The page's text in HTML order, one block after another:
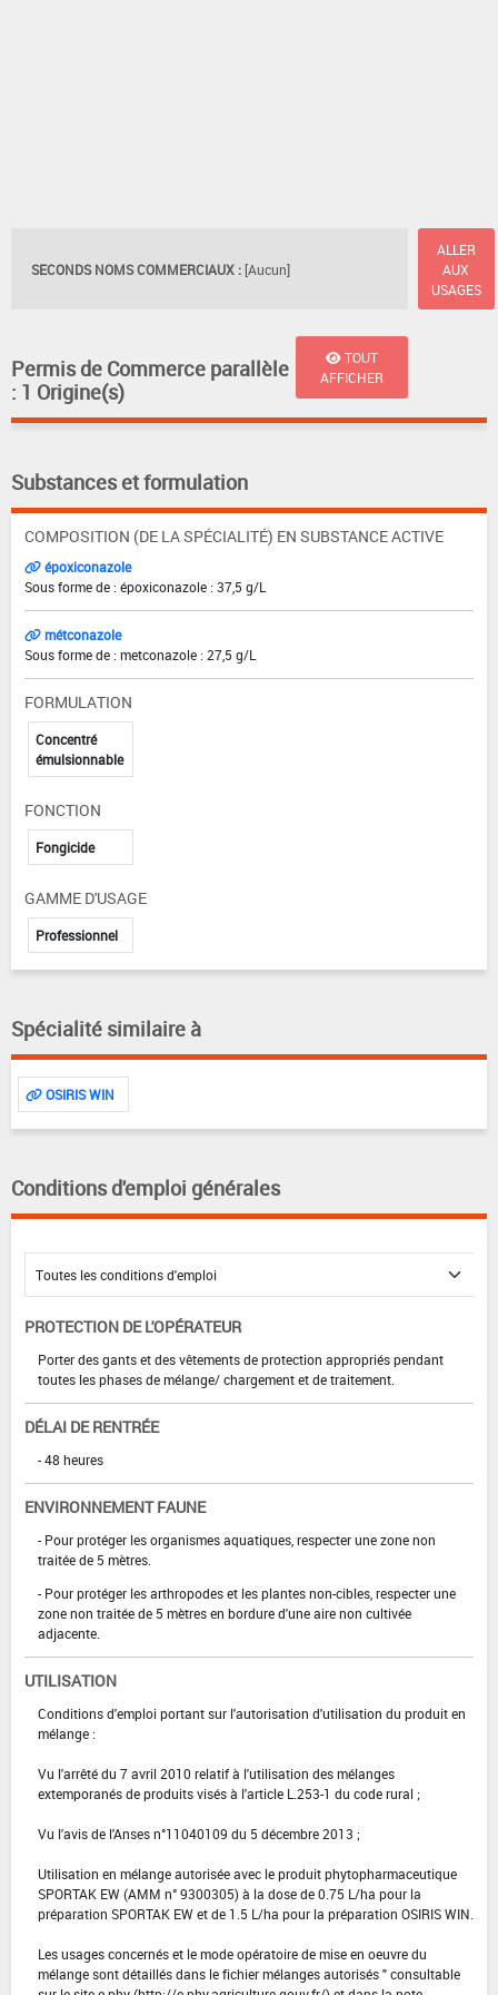
SECONDS NOMS COMMERCIAUX : [Aucun]
ALLER
AUX
USAGES
Permis de Commerce parallèle
: 1 Origine(s)
TOUT
AFFICHER
Substances et formulation
COMPOSITION (DE LA SPÉCIALITÉ) EN SUBSTANCE ACTIVE
époxiconazole
Sous forme de : époxiconazole : 37,5 g/L
métconazole
Sous forme de : metconazole : 27,5 g/L
FORMULATION
Concentré
émulsionnable
FONCTION
Fongicide
GAMME D'USAGE
Professionnel
Spécialité similaire à
OSIRIS WIN
Conditions d'emploi générales
PROTECTION DE L'OPÉRATEUR
Porter des gants et des vêtements de protection appropriés pendant
toutes les phases de mélange/ chargement et de traitement.
DÉLAI DE RENTRÉE
- 48 heures
ENVIRONNEMENT FAUNE
- Pour protéger les organismes aquatiques, respecter une zone non
traitée de 5 mètres.
- Pour protéger les arthropodes et les plantes non-cibles, respecter une
zone non traitée de 5 mètres en bordure d'une aire non cultivée
adjacente.
UTILISATION
Conditions d'emploi portant sur l'autorisation d'utilisation du produit en
mélange :
Vu l'arrêté du 7 avril 2010 relatif à l'utilisation des mélanges
extemporanés de produits visés à l'article L.253-1 du code rural ;
Vu l'avis de l'Anses n°11040109 du 5 décembre 2013 ;
Utilisation en mélange autorisée avec le produit phytopharmaceutique
SPORTAK EW (AMM n° 9300305) à la dose de 0.75 L/ha pour la
préparation SPORTAK EW et de 1.5 L/ha pour la préparation OSIRIS WIN.
Les usages concernés et le mode opératoire de mise en oeuvre du
mélange sont détaillés dans le fichier mélanges autorisés " consultable